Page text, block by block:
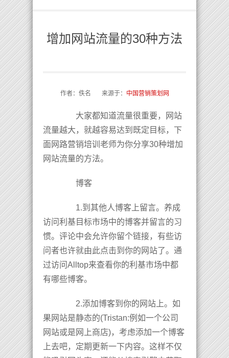
增加网站流量的30种方法
作者：佚名 来源于： 中国营销策划网
大家都知道流量很重要，网站
流量越大，就越容易达到既定目标，下
面网路营销培训老师为你分享30种增加
网站流量的方法。
博客
1.到其他人博客上留言。养成
访问利基目标市场中的博客并留言的习
惯。评论中会允许你留个链接，有些访
问者也许就由此点击到你的网站了。通
过访问Alltop来查看你的利基市场中都
有哪些博客。
2.添加博客到你的网站上。如
果网站是静态的(Tristan:例如一个公司
网站或是网上商店)，考虑添加一个博客
上去吧，定期更新一下内容。这样不仅